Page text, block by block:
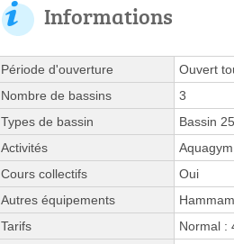
Informations
Période d'ouverture
Ouvert
Nombre de bassins
3
Types de bassin
Bassin
Activités
Cours collectifs
Oui
Autres équipements
Tarifs
Normal :